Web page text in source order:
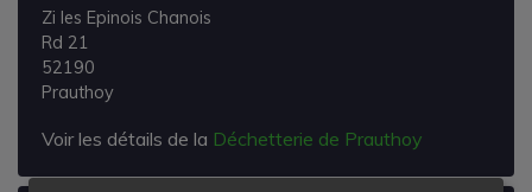
Zi les Epinois Chanois
Rd 21
52190
Prauthoy
Voir les détails de la Déchetterie de Prauthoy